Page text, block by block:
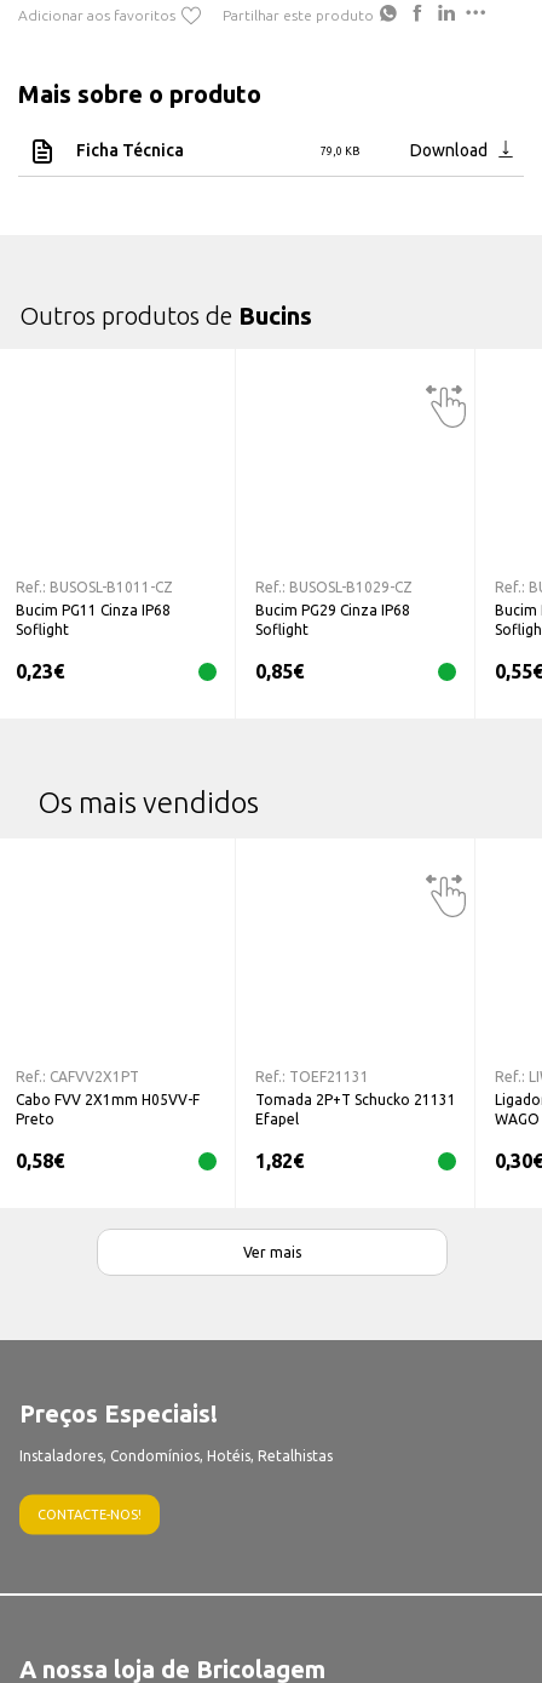
Adicionar aos favoritos Partilhar este produto
Mais sobre o produto
Ficha Técnica 79,0 KB Download
Outros produtos de Bucins
Ref.: BUSOSL-B1011-CZ
Bucim PG11 Cinza IP68
Soflight
0,23€
Ref.: BUSOSL-B1029-CZ
Bucim PG29 Cinza IP68
Soflight
0,85€
Ref.:
Bucim
0,55€
Os mais vendidos
Ref.: CAFVV2X1PT
Cabo FVV 2X1mm H05VV-F
Preto
0,58€
Ref.: TOEF21131
Tomada 2P+T Schucko 21131
Efapel
1,82€
Ref.:
WAGO
0,30€
Ver mais
Preços Especiais!
Instaladores, Condomínios, Hotéis, Retalhistas
CONTACTE-NOS!
A nossa loja de Bricolagem